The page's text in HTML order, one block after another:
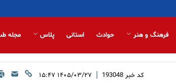
فرهنگ و هنر حوادث استانی پلاس مجله
کد خبر 193048
| ۱۴۰۵/۰۳/۲۷ ۱۵:۴۷